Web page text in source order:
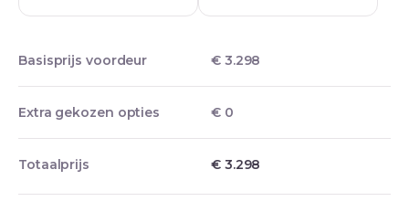
Basisprijs voordeur € 3.298
Extra gekozen opties € 0
Totaalprijs € 3.298